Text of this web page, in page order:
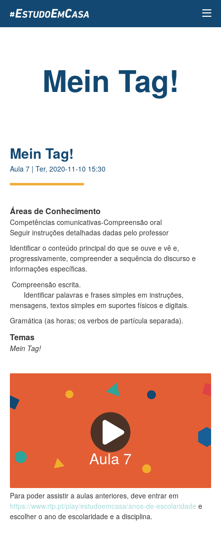
para
o
Mein Tag!​
Mein Tag!​
Aula 7 | Ter, 2020-11-10 15:30
Áreas de Conhecimento
Competências comunicativas-Compreensão oral
Seguir instruções detalhadas dadas pelo professor
Identificar o conteúdo principal do que se ouve e vê e,
progressivamente, compreender a sequência do discurso e
informações específicas.
Compreensão escrita.
Identificar palavras e frases simples em instruções,
mensagens, textos simples em suportes físicos e digitais.
Gramática (as horas; os verbos de partícula separada).
Temas
Mein Tag!​
Aula 7
Para poder assistir a aulas anteriores, deve entrar em
https://www.rtp.pt/play/estudoemcasa/anos-de-escolaridade e
escolher o ano de escolaridade e a disciplina.